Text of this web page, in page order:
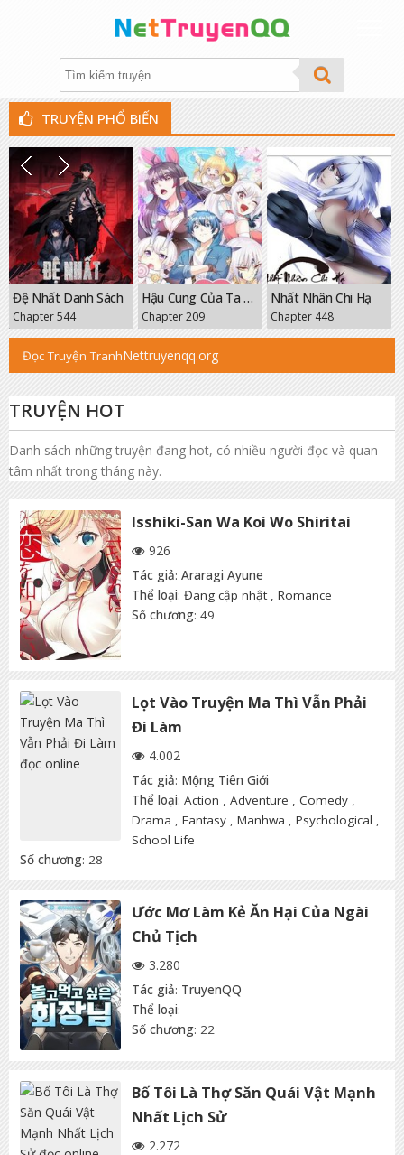
THỂ LOẠI
XẾP HẠNG
TÌM TRUYỆN
THEO DÕI
GROUP
FANPAGE
TRUYỆN PHỔ BIẾN
Đệ Nhất Danh Sách
Chapter 544
Hậu Cung Của Ta Toàn Là Ma Nữ Phản Diện
Chapter 209
Nhất Nhân Chi Hạ
Chapter 448
Đọc Truyện TranhNettruyenqq.org
TRUYỆN HOT
Danh sách những truyện đang hot, có nhiều người đọc và quan
tâm nhất trong tháng này.
Isshiki-San Wa Koi Wo Shiritai
926
Tác giả: Araragi Ayune
Thể loại: Đang cập nhật, Romance
Số chương: 49
Lọt Vào Truyện Ma Thì Vẫn Phải
Đi Làm
4.002
Tác giả: Mộng Tiên Giới
Thể loại: Action , Adventure , Comedy ,
Drama , Fantasy , Manhwa , Psychological ,
School Life
Số chương: 28
Ước Mơ Làm Kẻ Ăn Hại Của Ngài
Chủ Tịch
3.280
Tác giả: TruyenQQ
Thể loại:
Số chương: 22
Bố Tôi Là Thợ Săn Quái Vật Mạnh
Nhất Lịch Sử
2.272